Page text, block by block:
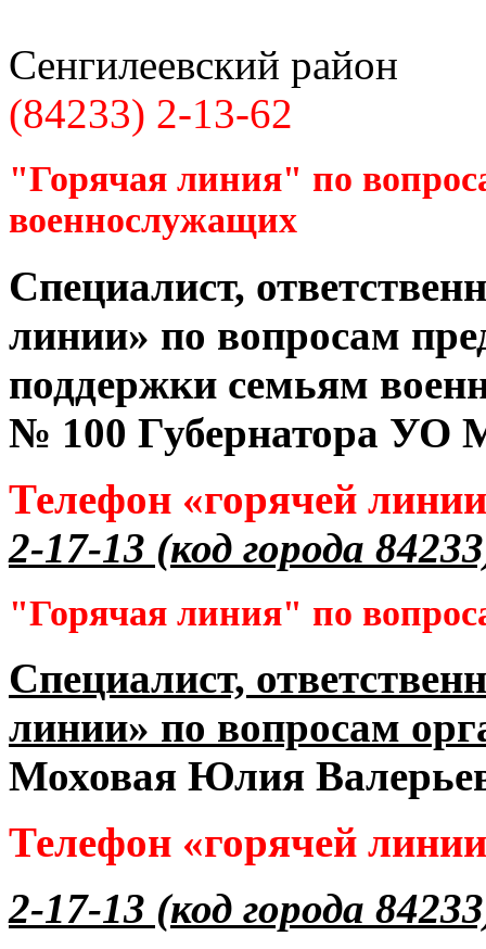
Сенгилеевский район
(84233) 2-13-62
"Горячая линия" по
военнослужащих
Специалист,
линии» по вопросам
поддержки семьям
№ 100 Губернатора УО
Телефон «горячей
2-17-13 (код города
"Горячая линия" по
Специалист,
линии» по вопросам
Моховая Юлия
Телефон «горячей
2-17-13 (код города